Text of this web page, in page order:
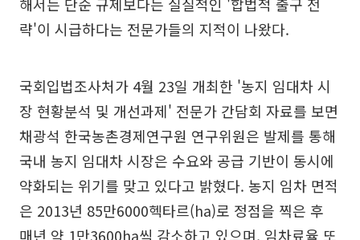
략'이 시급하다는 전문가들의 지적이 나왔다.
국회입법조사처가 4월 23일 개최한 '농지 임대차 시
장 현황분석 및 개선과제' 전문가 간담회 자료를 보면
채광석 한국농촌경제연구원 연구위원은 발제를 통해
국내 농지 임대차 시장은 수요와 공급 기반이 동시에
약화되는 위기를 맞고 있다고 밝혔다. 농지 임차 면적
은 2013년 85만6000헥타르(ha)로 정점을 찍은 후
매년 약 1만3600ha씩 감소하고 있으며, 임차료율 또